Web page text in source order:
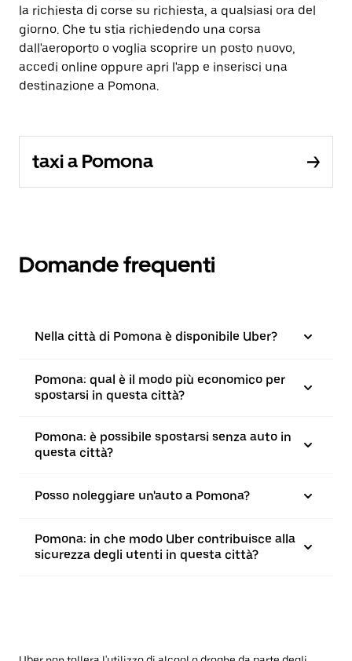
la richiesta di corse su richiesta, a qualsiasi ora del
giorno. Che tu stia richiedendo una corsa
dall'aeroporto o voglia scoprire un posto nuovo,
accedi online oppure apri l'app e inserisci una
destinazione a Pomona.
taxi a Pomona
Domande frequenti
Nella città di Pomona è disponibile Uber?
Pomona: qual è il modo più economico per
spostarsi in questa città?
Pomona: è possibile spostarsi senza auto in
questa città?
Posso noleggiare un'auto a Pomona?
Pomona: in che modo Uber contribuisce alla
sicurezza degli utenti in questa città?